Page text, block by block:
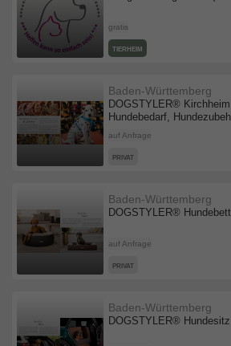
gratis
TIERHEIM
DOGSTYLER®
Hundebedarf,
Baden-Württemberg
auf Anfrage
PRIVAT
DOGSTYLER®
Baden-Württemberg
auf Anfrage
PRIVAT
DOGSTYLER® Hundesitz
Baden-Württemberg